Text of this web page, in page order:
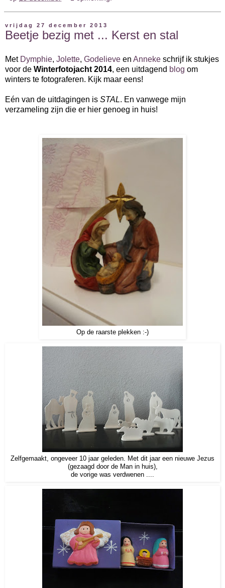
vrijdag 27 december 2013
Beetje bezig met ... Kerst en stal
Met Dymphie, Jolette, Godelieve en Anneke schrijf ik stukjes
voor de Winterfotojacht 2014, een uitdagend blog om
winters te fotograferen. Kijk maar eens!
Eén van de uitdagingen is STAL. En vanwege mijn
verzameling zijn die er hier genoeg in huis!
Op de raarste plekken :-)
Zelfgemaakt, ongeveer 10 jaar geleden. Met dit jaar een nieuwe Jezus
(gezaagd door de Man in huis),
de vorige was verdwenen ....